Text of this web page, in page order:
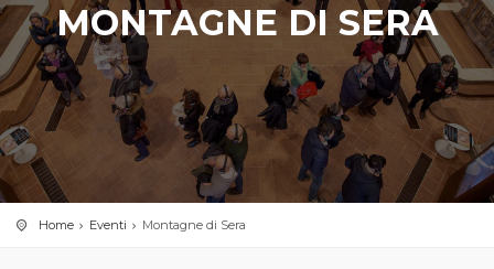
MONTAGNE DI SERA
Home Eventi Montagne di Sera